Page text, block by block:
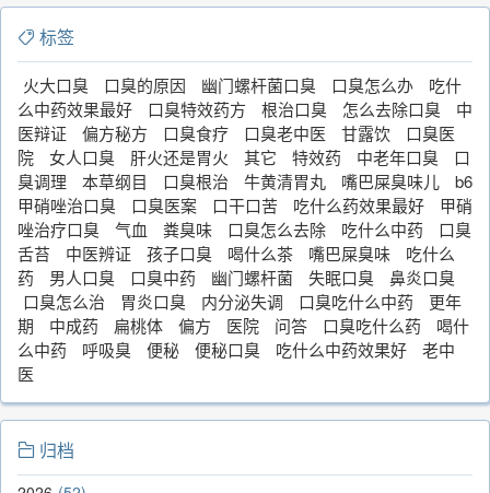
标签
火大口臭 口臭的原因 幽门螺杆菌口臭 口臭怎么办
吃什
么中药效果最好
口臭特效药方 根治口臭 怎么去除口臭
中
医辩证
偏方秘方 口臭食疗 口臭老中医 甘露饮
口臭医
院
女人口臭 肝火还是胃火 其它 特效药 中老年口臭
口
臭调理
本草纲目 口臭根治 牛黄清胃丸 嘴巴屎臭味儿
b6
甲硝唑治口臭
口臭医案 口干口苦 吃什么药效果最好
甲硝
唑治疗口臭
气血 粪臭味 口臭怎么去除 吃什么中药
口臭
舌苔
中医辨证 孩子口臭 喝什么茶 嘴巴屎臭味
吃什么
药
男人口臭 口臭中药 幽门螺杆菌 失眠口臭
鼻炎口臭
口臭怎么治
胃炎口臭 内分泌失调 口臭吃什么中药
更年
期
中成药 扁桃体 偏方 医院 问答 口臭吃什么药
喝什
么中药
呼吸臭 便秘 便秘口臭 吃什么中药效果好
老中
医
归档